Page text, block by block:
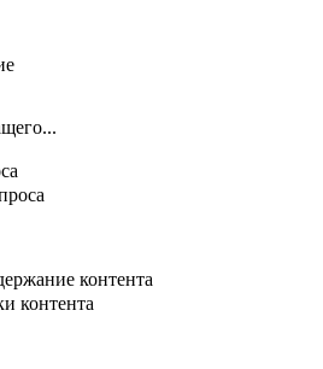
контента
контента